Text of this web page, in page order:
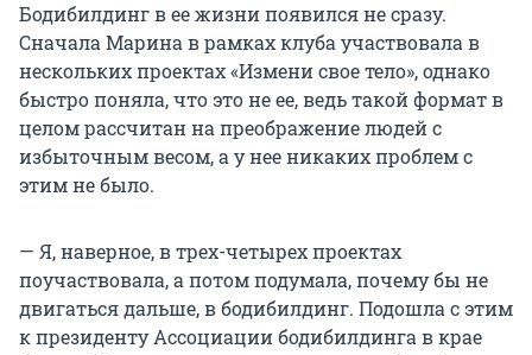
Бодибилдинг в ее жизни появился не сразу.
Сначала Марина в рамках клуба участвовала в
нескольких проектах «Измени свое тело», однако
быстро поняла, что это не ее, ведь такой формат в
целом рассчитан на преображение людей с
избыточным весом, а у нее никаких проблем с
этим не было.
— Я, наверное, в трех-четырех проектах
поучаствовала, а потом подумала, почему бы не
двигаться дальше, в бодибилдинг. Подошла с этим
к президенту Ассоциации бодибилдинга в крае